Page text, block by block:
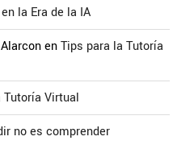
la Era de la IA
enTips para la Tutoría
Virtual
no es comprender